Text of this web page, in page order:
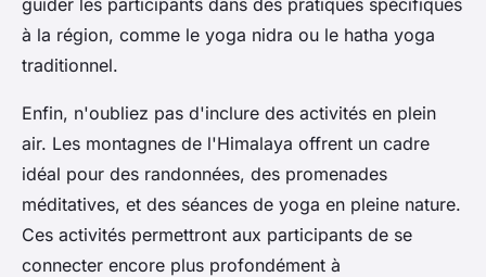
à la région, comme le yoga nidra ou le hatha yoga
traditionnel.
Enfin, n'oubliez pas d'inclure des activités en plein
air. Les montagnes de l'Himalaya offrent un cadre
idéal pour des randonnées, des promenades
méditatives, et des séances de yoga en pleine nature.
Ces activités permettront aux participants de se
connecter encore plus profondément à